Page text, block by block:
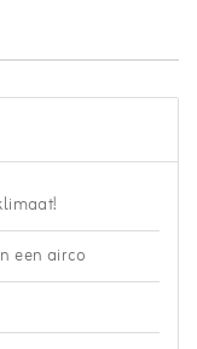
een airco